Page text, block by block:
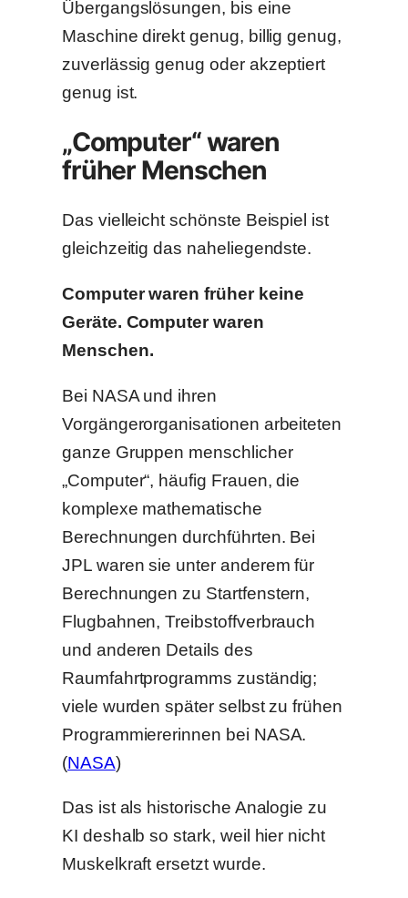
Übergangslösungen, bis eine
Maschine direkt genug, billig genug,
zuverlässig genug oder akzeptiert
genug ist.
„Computer“ waren
früher Menschen
Das vielleicht schönste Beispiel ist
gleichzeitig das naheliegendste.
Computer waren früher keine
Geräte. Computer waren
Menschen.
Bei NASA und ihren
Vorgängerorganisationen arbeiteten
ganze Gruppen menschlicher
„Computer“, häufig Frauen, die
komplexe mathematische
Berechnungen durchführten. Bei
JPL waren sie unter anderem für
Berechnungen zu Startfenstern,
Flugbahnen, Treibstoffverbrauch
und anderen Details des
Raumfahrtprogramms zuständig;
viele wurden später selbst zu frühen
Programmiererinnen bei NASA.
(NASA)
Das ist als historische Analogie zu
KI deshalb so stark, weil hier nicht
Muskelkraft ersetzt wurde.